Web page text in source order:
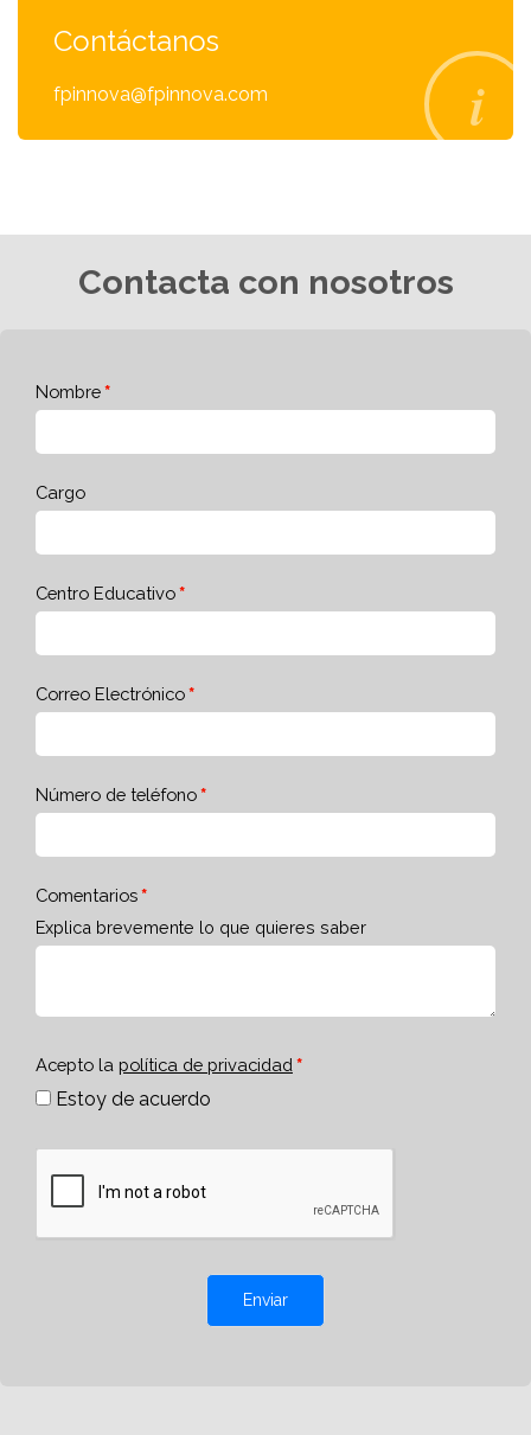
Contáctanos
fpinnova@fpinnova.com
Contacta con nosotros
Nombre
Cargo
Centro Educativo
Correo Electrónico
Número de teléfono
Comentarios
Explica brevemente lo que quieres saber
Acepto la política de privacidad
Estoy de acuerdo
Enviar